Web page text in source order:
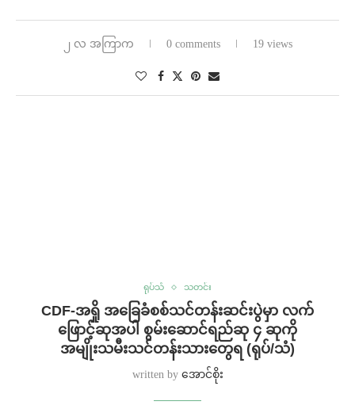
၂ လ အကြာက 0 comments 19 views
ရုပ်သံ သတင်း
⁨⁨CDF-အရှို အခြေခံစစ်သင်တန်းဆင်းပွဲမှာ လက်
ဖြောင့်ဆုအပါ စွမ်းဆောင်ရည်ဆု ၄ ဆုကို
အမျိုးသမီးသင်တန်းသားတွေရ (ရုပ်/သံ)
written by အောင်စိုး